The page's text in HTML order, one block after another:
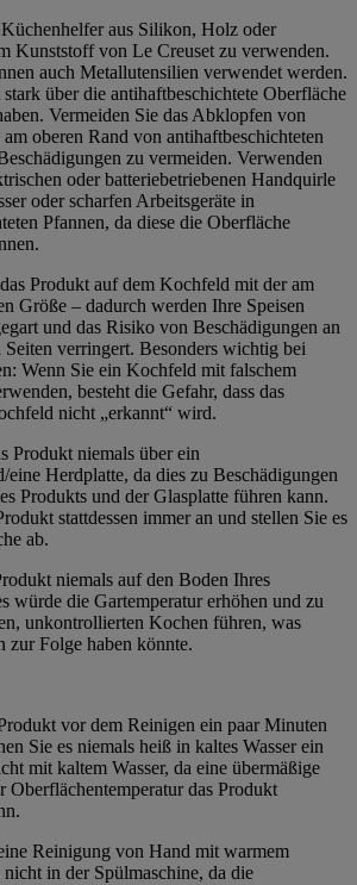
aus Silikon, Holz oder
Kunststoff von Le Creuset zu verwenden.
auch Metallutensilien verwendet werden.
über die antihaftbeschichtete Oberfläche
Vermeiden Sie das Abklopfen von
oberen Rand von antihaftbeschichteten
zu vermeiden. Verwenden
oder batteriebetriebenen Handquirle
oder scharfen Arbeitsgeräte in
Pfannen, da diese die Oberfläche
Produkt auf dem Kochfeld mit der am
Größe – dadurch werden Ihre Speisen
und das Risiko von Beschädigungen an
verringert. Besonders wichtig bei
Wenn Sie ein Kochfeld mit falschem
besteht die Gefahr, dass das
nicht „erkannt“ wird.
Produkt niemals über ein
eine Herdplatte, da dies zu Beschädigungen
Produkts und der Glasplatte führen kann.
stattdessen immer an und stellen Sie es
ab.
niemals auf den Boden Ihres
würde die Gartemperatur erhöhen und zu
unkontrollierten Kochen führen, was
zur Folge haben könnte.
vor dem Reinigen ein paar Minuten
Sie es niemals heiß in kaltes Wasser ein
mit kaltem Wasser, da eine übermäßige
Oberflächentemperatur das Produkt
Reinigung von Hand mit warmem
nicht in der Spülmaschine, da die